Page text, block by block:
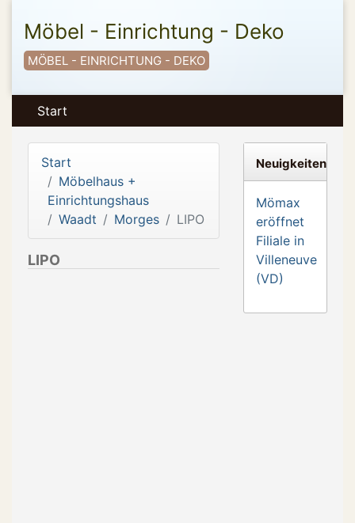
Möbel - Einrichtung - Deko
MÖBEL - EINRICHTUNG - DEKO
Start
Start
Möbelhaus +
Einrichtungshaus
Waadt
Morges LIPO
LIPO
Neuigkeiten
Mömax
eröffnet
Filiale in
Villeneuve
(VD)